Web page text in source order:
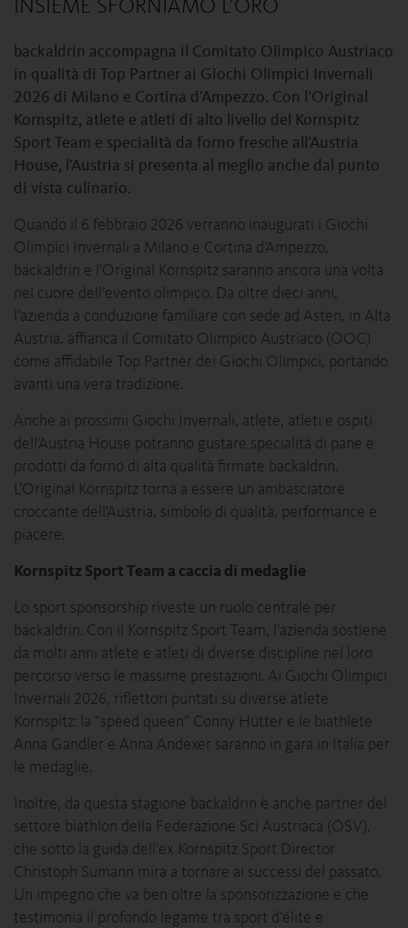
INSIEME SFORNIAMO L’ORO
backaldrin accompagna il Comitato Olimpico Austriaco
in qualità di Top Partner ai Giochi Olimpici Invernali
2026 di Milano e Cortina d’Ampezzo. Con l’Original
Kornspitz, atlete e atleti di alto livello del Kornspitz
Sport Team e specialità da forno fresche all’Austria
House, l’Austria si presenta al meglio anche dal punto
di vista culinario.
Quando il 6 febbraio 2026 verranno inaugurati i Giochi
Olimpici Invernali a Milano e Cortina d’Ampezzo,
backaldrin e l’Original Kornspitz saranno ancora una volta
nel cuore dell’evento olimpico. Da oltre dieci anni,
l’azienda a conduzione familiare con sede ad Asten, in Alta
Austria, affianca il Comitato Olimpico Austriaco (ÖOC)
come affidabile Top Partner dei Giochi Olimpici, portando
avanti una vera tradizione.
Anche ai prossimi Giochi Invernali, atlete, atleti e ospiti
dell’Austria House potranno gustare specialità di pane e
prodotti da forno di alta qualità firmate backaldrin.
L’Original Kornspitz torna a essere un ambasciatore
croccante dell’Austria, simbolo di qualità, performance e
piacere.
Kornspitz Sport Team a caccia di medaglie
Lo sport sponsorship riveste un ruolo centrale per
backaldrin. Con il Kornspitz Sport Team, l’azienda sostiene
da molti anni atlete e atleti di diverse discipline nel loro
percorso verso le massime prestazioni. Ai Giochi Olimpici
Invernali 2026, riflettori puntati su diverse atlete
Kornspitz: la “speed queen” Conny Hütter e le biathlete
Anna Gandler e Anna Andexer saranno in gara in Italia per
le medaglie.
Inoltre, da questa stagione backaldrin è anche partner del
settore biathlon della Federazione Sci Austriaca (ÖSV),
che sotto la guida dell’ex Kornspitz Sport Director
Christoph Sumann mira a tornare ai successi del passato.
Un impegno che va ben oltre la sponsorizzazione e che
testimonia il profondo legame tra sport d’élite e